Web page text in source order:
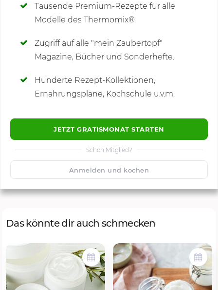
Tausende Premium-Rezepte für alle
Modelle des Thermomix®
Zugriff auf alle "mein Zaubertopf"
Magazine, Bücher und Sonderhefte.
Hunderte Rezept-Kollektionen,
Ernährungspläne, Kochschule u.v.m.
JETZT GRATISMONAT STARTEN
Schon Mitglied?
Anmelden und kochen
Kommentare
🙂 1500 Speichern
Das könnte dir auch schmecken